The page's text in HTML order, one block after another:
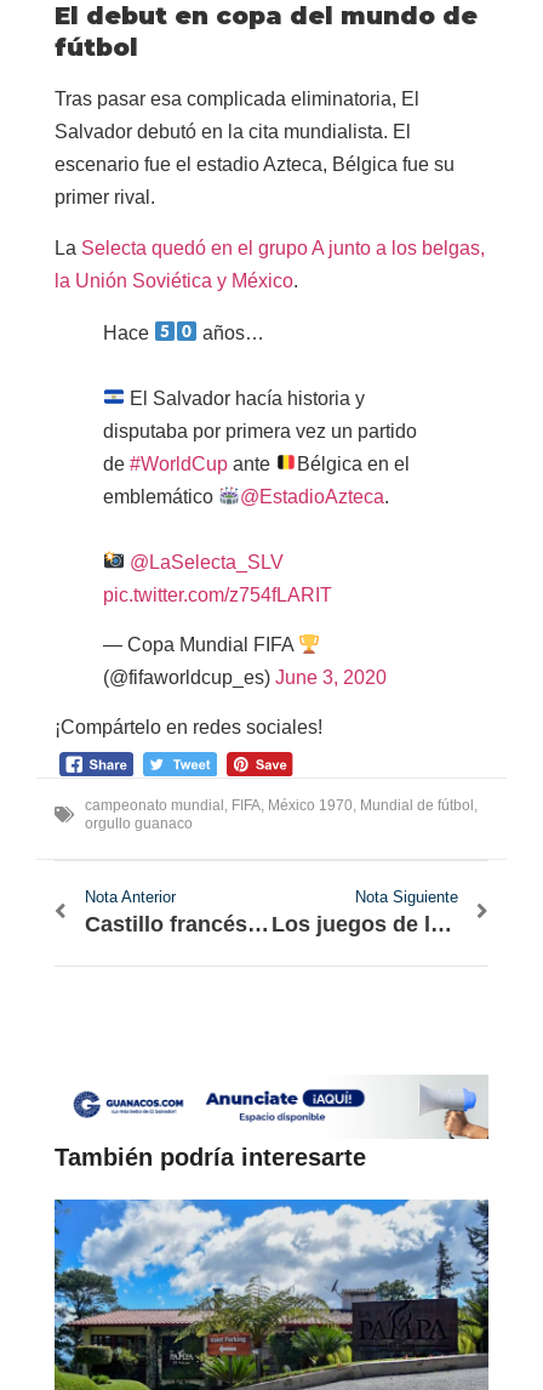
El debut en copa del mundo de
fútbol
Tras pasar esa complicada eliminatoria, El
Salvador debutó en la cita mundialista. El
escenario fue el estadio Azteca, Bélgica fue su
primer rival.
La Selecta quedó en el grupo A junto a los belgas,
la Unión Soviética y México.
Hace años…
El Salvador hacía historia y
disputaba por primera vez un partido
de #WorldCup ante
Bélgica en el
emblemático
@EstadioAzteca.
@LaSelecta_SLV
pic.twitter.com/z754fLARIT
— Copa Mundial FIFA
(@fifaworldcup_es) June 3, 2020
¡Compártelo en redes sociales!
campeonato mundial FIFA México 1970 Mundial de fútbol
orgullo guanaco
Nota Anterior
Castillo francés bautizará una calle con el nombre de una salvadoreña
Nota Siguiente
Los juegos de la infancia guanaca
También podría interesarte